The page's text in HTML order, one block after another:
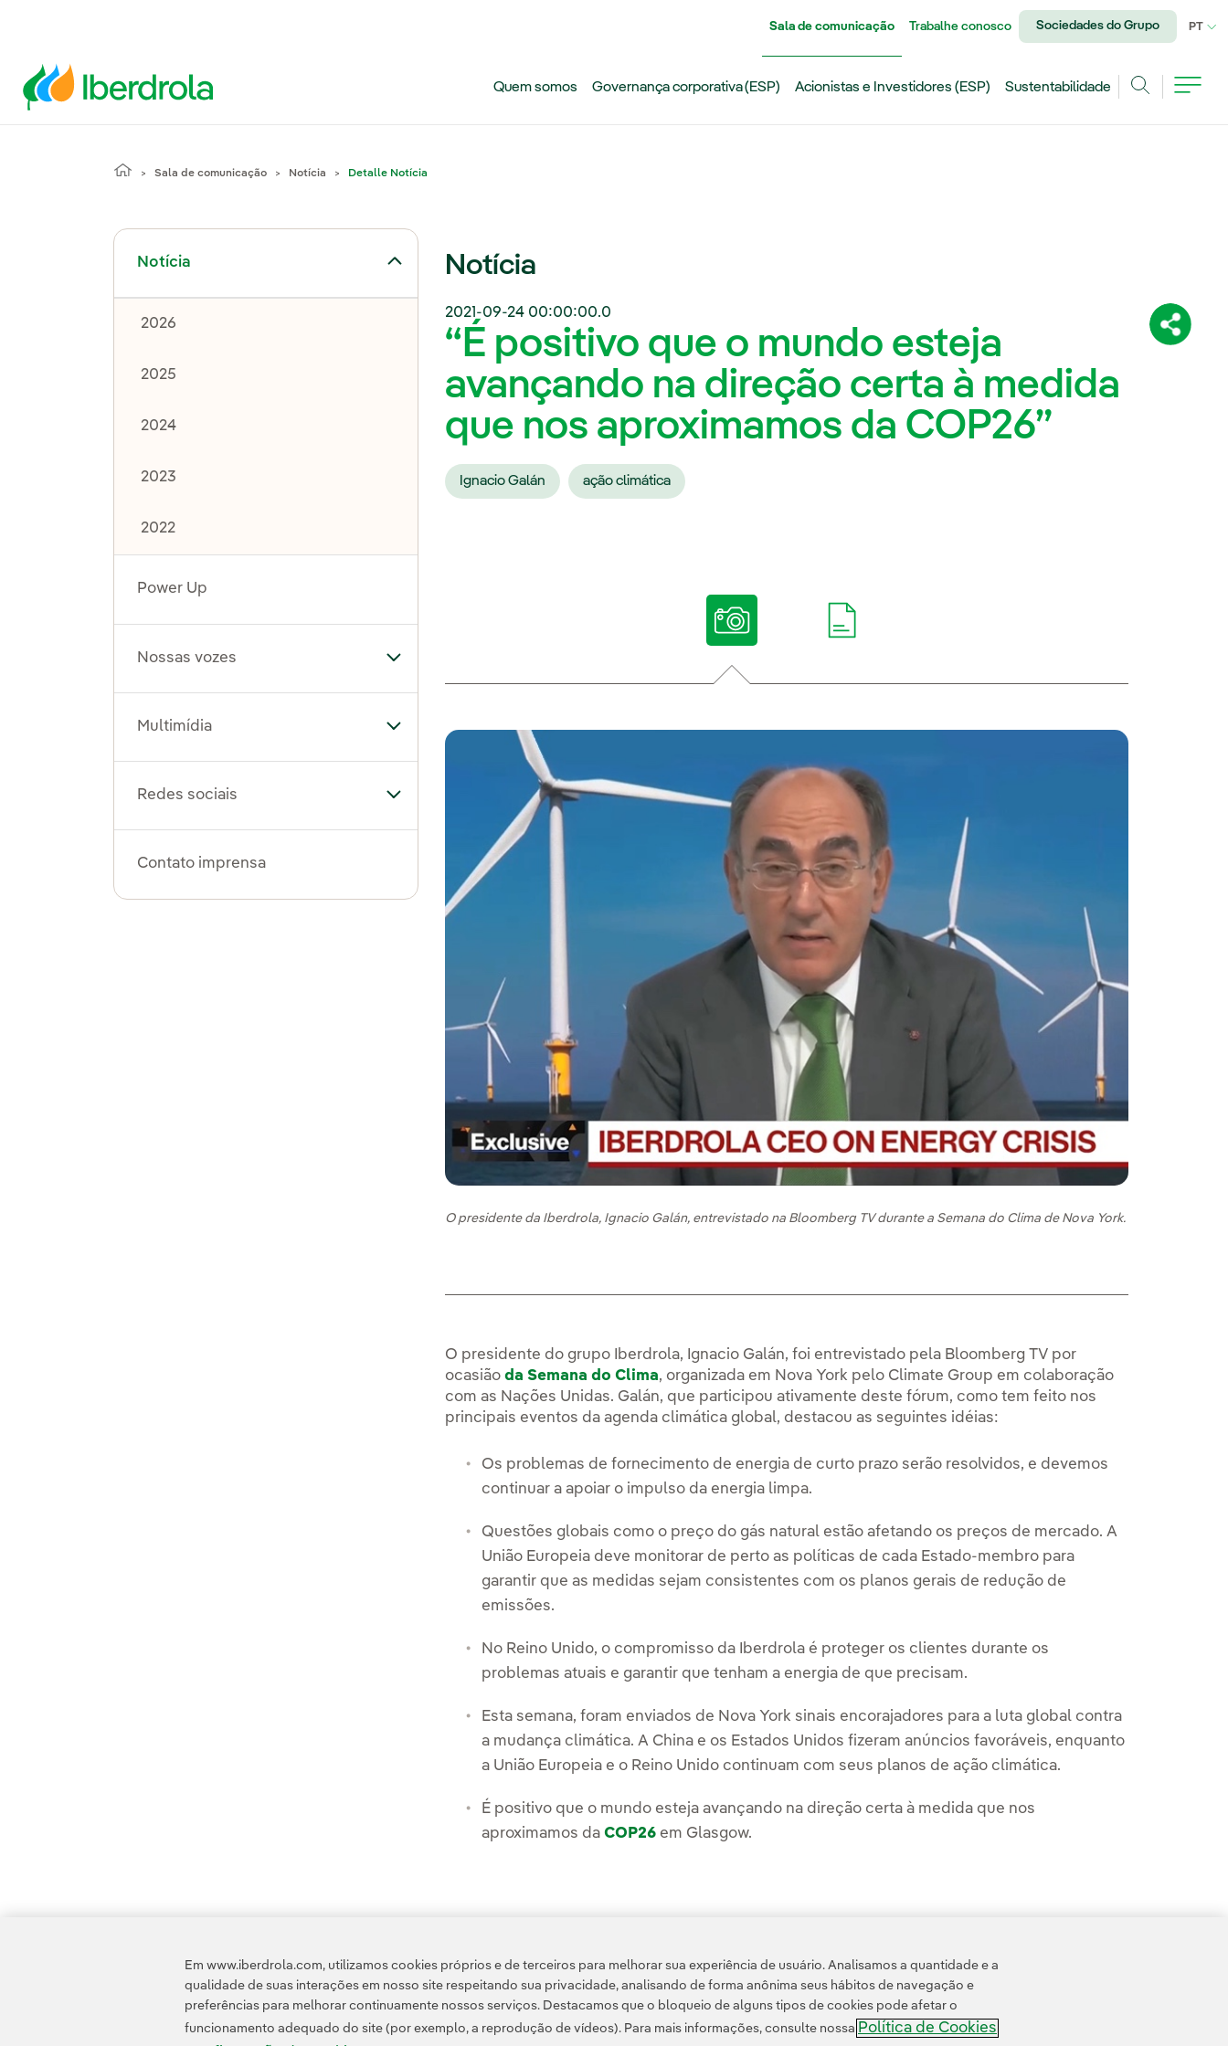
Sala de comunicação Trabalhe conosco Sociedades do Grupo PT
Quem somos Governança corporativa (ESP) Acionistas e Investidores (ESP)
Sustentabilidade
Sala de comunicação Notícia Detalle Notícia
Notícia
Alternar submenu de Notícia
2026
2025
2024
2023
2022
Power Up
Nossas vozes Alternar submenu de Nossas vozes
Multimídia Alternar submenu de Multimídia
Redes sociais Alternar submenu de Redes sociais
Contato imprensa
Notícia
2021-09-24 00:00:00.0
“É positivo que o mundo esteja
avançando na direção certa à medida
que nos aproximamos da COP26”
Ignacio Galán ação climática
O presidente da Iberdrola, Ignacio Galán, entrevistado na Bloomberg TV durante a Semana do Clima de Nova York.
O presidente do grupo Iberdrola, Ignacio Galán, foi entrevistado pela Bloomberg TV por
ocasiãoda Semana do Clima, organizada em Nova York pelo Climate Group em colaboração
com as Nações Unidas. Galán, que participou ativamente deste fórum, como tem feito nos
principais eventos da agenda climática global, destacou as seguintes idéias:
Os problemas de fornecimento de energia de curto prazo serão resolvidos, e devemos
continuar a apoiar o impulso da energia limpa.
Questões globais como o preço do gás natural estão afetando os preços de mercado. A
União Europeia deve monitorar de perto as políticas de cada Estado-membro para
garantir que as medidas sejam consistentes com os planos gerais de redução de
emissões.
No Reino Unido, o compromisso da Iberdrola é proteger os clientes durante os
problemas atuais e garantir que tenham a energia de que precisam.
Esta semana, foram enviados de Nova York sinais encorajadores para a luta global contra
a mudança climática. A China e os Estados Unidos fizeram anúncios favoráveis, enquanto
a União Europeia e o Reino Unido continuam com seus planos de ação climática.
É positivo que o mundo esteja avançando na direção certa à medida que nos
aproximamos daCOP26 em Glasgow.
Acesso a informação legal
Em www.iberdrola.com, utilizamos cookies próprios e de terceiros para melhorar sua experiência de usuário. Analisamos a quantidade e a
qualidade de suas interações em nosso site respeitando sua privacidade, analisando de forma anônima seus hábitos de navegação e
preferências para melhorar continuamente nossos serviços. Destacamos que o bloqueio de alguns tipos de cookies pode afetar o
funcionamento adequado do site (por exemplo, a reprodução de vídeos). Para mais informações, consulte nossa Política de Cookies